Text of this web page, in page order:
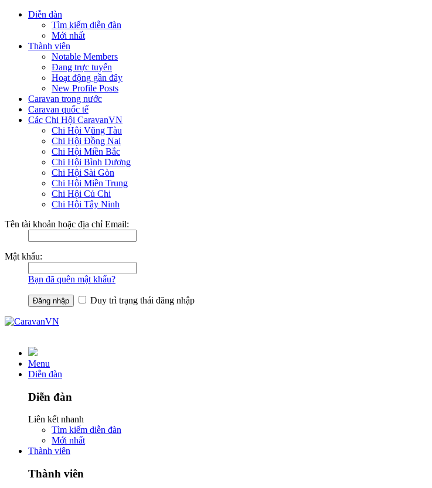
Diễn đàn
Tìm kiếm diễn đàn
Mới nhất
Thành viên
Notable Members
Đang trực tuyến
Hoạt động gần đây
New Profile Posts
Caravan trong nước
Caravan quốc tế
Các Chi Hội CaravanVN
Chi Hội Vũng Tàu
Chi Hội Đồng Nai
Chi Hội Miền Bắc
Chi Hội Bình Dương
Chi Hội Sài Gòn
Chi Hội Miền Trung
Chi Hội Củ Chi
Chi Hội Tây Ninh
Tên tài khoản hoặc địa chỉ Email:
Mật khẩu:
Bạn đã quên mật khẩu?
Duy trì trạng thái đăng nhập
Menu
Diễn đàn
Diễn đàn
Liên kết nhanh
Tìm kiếm diễn đàn
Mới nhất
Thành viên
Thành viên